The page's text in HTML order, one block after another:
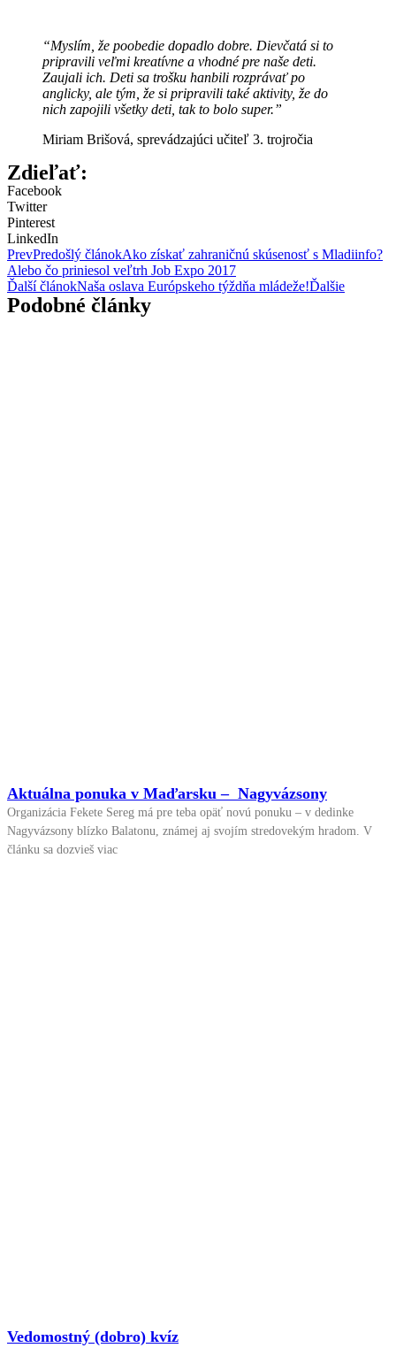
“Myslím, že poobedie dopadlo dobre. Dievčatá si to
pripravili veľmi kreatívne a vhodné pre naše deti.
Zaujali ich. Deti sa trošku hanbili rozprávať po
anglicky, ale tým, že si pripravili také aktivity, že do
nich zapojili všetky deti, tak to bolo super.”
Miriam Brišová, sprevádzajúci učiteľ 3. trojročia
Zdieľať:
Facebook
Twitter
Pinterest
LinkedIn
PrevPredošlý článokAko získať zahraničnú skúsenosť s Mladiinfo?
Alebo čo priniesol veľtrh Job Expo 2017
Ďalší článokNaša oslava Európskeho týždňa mládeže!Ďalšie
Podobné články
Aktuálna ponuka v Maďarsku – Nagyvázsony
Organizácia Fekete Sereg má pre teba opäť novú ponuku – v dedinke
Nagyvázsony blízko Balatonu, známej aj svojím stredovekým hradom. V
článku sa dozvieš viac
Vedomostný (dobro) kvíz